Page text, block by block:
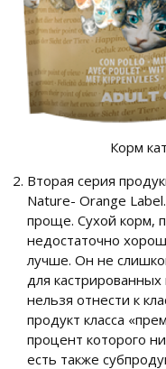
Корм
Вторая серия
Nature- Orange
проще. Сухой корм,
недостаточно
лучше. Он не
для
нельзя отнести к
продукт класса
процент которого
есть также